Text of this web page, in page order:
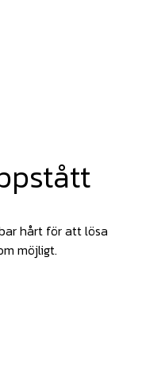
hårt för att lösa
möjligt.